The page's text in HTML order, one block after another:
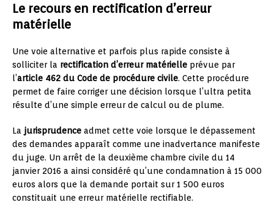
Le recours en rectification d’erreur
matérielle
Une voie alternative et parfois plus rapide consiste à
solliciter la rectification d’erreur matérielle prévue par
l’article 462 du Code de procédure civile. Cette procédure
permet de faire corriger une décision lorsque l’ultra petita
résulte d’une simple erreur de calcul ou de plume.
La jurisprudence admet cette voie lorsque le dépassement
des demandes apparaît comme une inadvertance manifeste
du juge. Un arrêt de la deuxième chambre civile du 14
janvier 2016 a ainsi considéré qu’une condamnation à 15 000
euros alors que la demande portait sur 1 500 euros
constituait une erreur matérielle rectifiable.